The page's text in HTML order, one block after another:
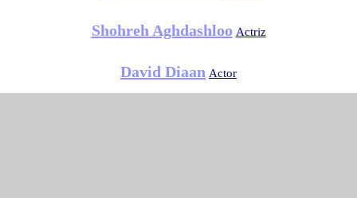
Shohreh Aghdashloo Actriz
David Diaan Actor